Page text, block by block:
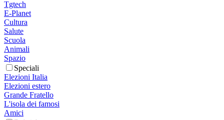
Tgtech
E-Planet
Cultura
Salute
Scuola
Animali
Spazio
Speciali
Elezioni Italia
Elezioni estero
Grande Fratello
L'isola dei famosi
Amici